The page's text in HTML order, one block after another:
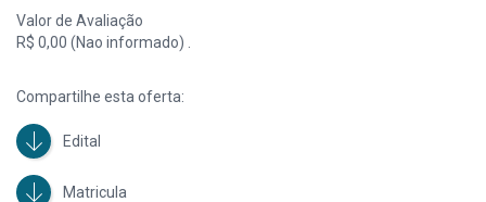
Valor de Avaliação
R$ 0,00 (Nao informado) .
Compartilhe esta oferta:
Edital
Matricula